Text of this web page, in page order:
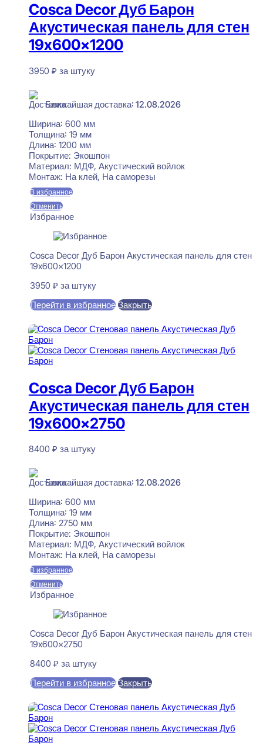
Cosca Decor Дуб Барон
Акустическая панель для стен
19x600x1200
3950 ₽ за штуку
Ближайшая доставка: 12.08.2026
Ширина: 600 мм
Толщина: 19 мм
Длина: 1200 мм
Покрытие: Экошпон
Материал: МДФ, Акустический войлок
Монтаж: На клей, На саморезы
В избранное
Отменить
Избранное
Cosca Decor Дуб Барон Акустическая панель для стен
19x600x1200
3950 ₽ за штуку
Перейти в избранное Закрыть
Cosca Decor Дуб Барон
Акустическая панель для стен
19x600x2750
8400 ₽ за штуку
Ближайшая доставка: 12.08.2026
Ширина: 600 мм
Толщина: 19 мм
Длина: 2750 мм
Покрытие: Экошпон
Материал: МДФ, Акустический войлок
Монтаж: На клей, На саморезы
В избранное
Отменить
Избранное
Cosca Decor Дуб Барон Акустическая панель для стен
19x600x2750
8400 ₽ за штуку
Перейти в избранное Закрыть